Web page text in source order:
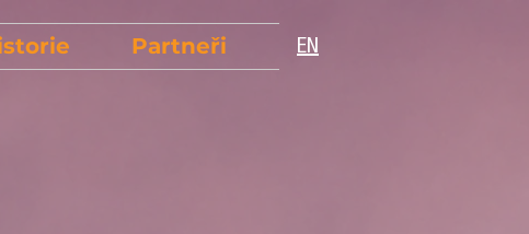
Partneři EN